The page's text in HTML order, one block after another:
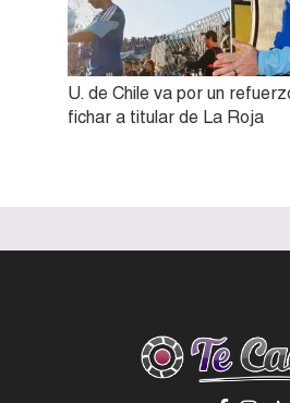
U. de Chile va por un
fichar a titular de La Roja